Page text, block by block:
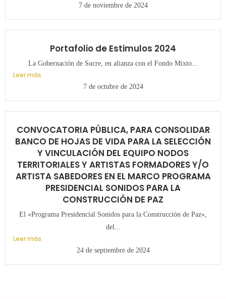
7 de noviembre de 2024
Portafolio de Estimulos 2024
La Gobernación de Sucre, en alianza con el Fondo Mixto...
Leer más
7 de octubre de 2024
CONVOCATORIA PÚBLICA, PARA CONSOLIDAR
BANCO DE HOJAS DE VIDA PARA LA SELECCIÓN
Y VINCULACIÓN DEL EQUIPO NODOS
TERRITORIALES Y ARTISTAS FORMADORES Y/O
ARTISTA SABEDORES EN EL MARCO PROGRAMA
PRESIDENCIAL SONIDOS PARA LA
CONSTRUCCIÓN DE PAZ
El «Programa Presidencial Sonidos para la Construcción de Paz»,
del...
Leer más
24 de septiembre de 2024